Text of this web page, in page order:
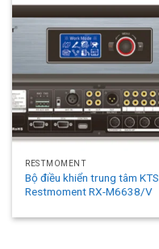
RESTMOMENT
Bộ điều khiển trung tâm KTS
Restmoment RX-M6638/V